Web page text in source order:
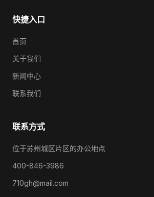
快捷入口
首页
关于我们
新闻中心
联系我们
联系方式
位于苏州城区片区的办公地点
400-846-3986
710gh@mail.com